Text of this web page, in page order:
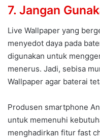
7. Jangan
Live Wallpaper yang
menyedot daya pada
digunakan untuk
menerus. Jadi, sebisa
Wallpaper agar baterai
Produsen smartphone
untuk memenuhi
menghadirkan fitur fast